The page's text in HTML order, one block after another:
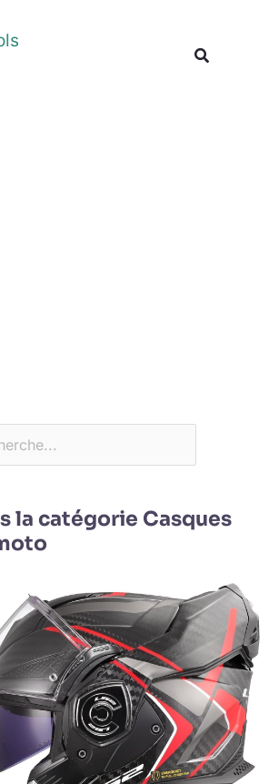
la catégorie Casques